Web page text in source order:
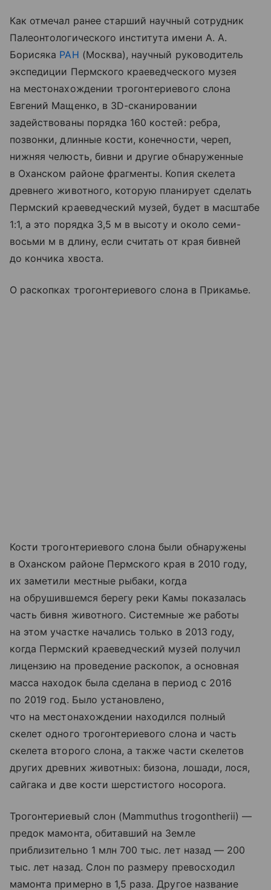
Как отмечал ранее старший научный сотрудник
Палеонтологического института имени А. А.
Борисяка РАН (Москва), научный руководитель
экспедиции Пермского краеведческого музея
на местонахождении трогонтериевого слона
Евгений Мащенко, в 3D-сканировании
задействованы порядка 160 костей: ребра,
позвонки, длинные кости, конечности, череп,
нижняя челюсть, бивни и другие обнаруженные
в Оханском районе фрагменты. Копия скелета
древнего животного, которую планирует сделать
Пермский краеведческий музей, будет в масштабе
1:1, а это порядка 3,5 м в высоту и около семи-
восьми м в длину, если считать от края бивней
до кончика хвоста.
О раскопках трогонтериевого слона в Прикамье.
Кости трогонтериевого слона были обнаружены
в Оханском районе Пермского края в 2010 году,
их заметили местные рыбаки, когда
на обрушившемся берегу реки Камы показалась
часть бивня животного. Системные же работы
на этом участке начались только в 2013 году,
когда Пермский краеведческий музей получил
лицензию на проведение раскопок, а основная
масса находок была сделана в период с 2016
по 2019 год. Было установлено,
что на местонахождении находился полный
скелет одного трогонтериевого слона и часть
скелета второго слона, а также части скелетов
других древних животных: бизона, лошади, лося,
сайгака и две кости шерстистого носорога.
Трогонтериевый слон (Mammuthus trogontherii) —
предок мамонта, обитавший на Земле
приблизительно 1 млн 700 тыс. лет назад — 200
тыс. лет назад. Слон по размеру превосходил
мамонта примерно в 1,5 раза. Другое название